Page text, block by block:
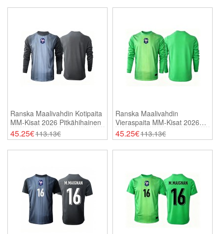
Ranska Maalivahdin Kotipaita
MM-Kisat 2026 Pitkähihainen
45.25€113.13€
Ranska Maalivahdin
Vieraspaita MM-Kisat 2026
Pitkähihainen
45.25€113.13€